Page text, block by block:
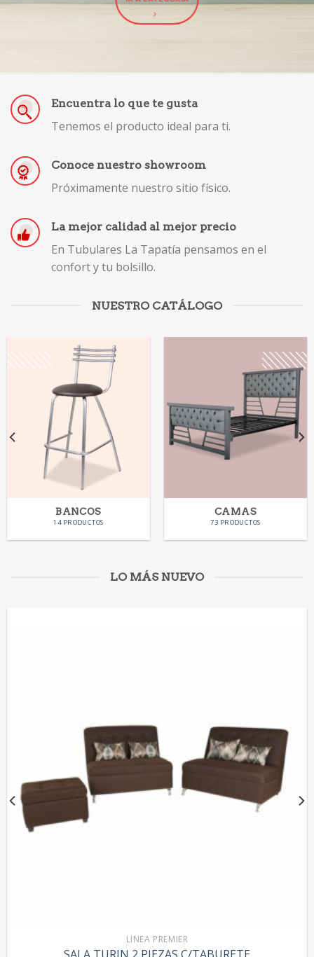
Encuentra lo que te gusta
Tenemos el producto ideal para ti.
Conoce nuestro showroom
Próximamente nuestro sitio físico.
La mejor calidad al mejor precio
En Tubulares La Tapatía pensamos en el
confort y tu bolsillo.
NUESTRO CATÁLOGO
BANCOS
14 PRODUCTOS
CAMAS
73 PRODUCTOS
LO MÁS NUEVO
LÍNEA PREMIER